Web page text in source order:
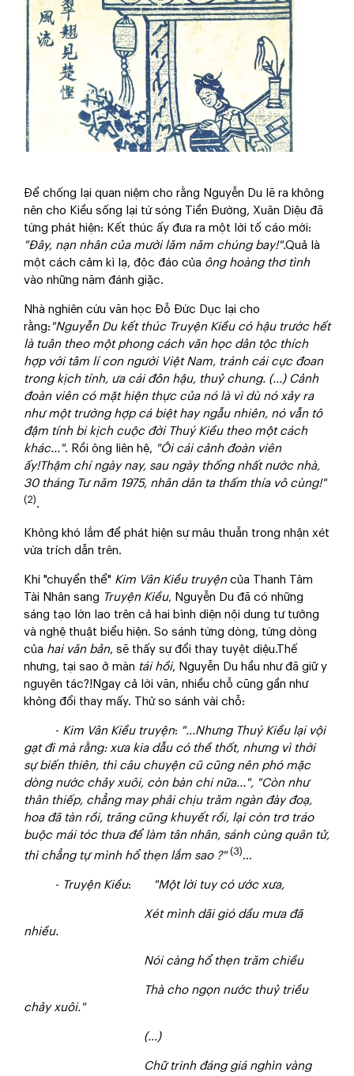
Để chống lại quan niệm cho rằng Nguyễn Du lẽ ra không
nên cho Kiều sống lại từ sóng Tiền Đường, Xuân Diệu đã
từng phát hiện: Kết thúc ấy đưa ra một lời tố cáo mới:
"Đây, nạn nhân của mười lăm năm chúng bay!".Quả là
một cách cảm kì lạ, độc đáo của ông hoàng thơ tình
vào những năm đánh giặc.
Nhà nghiên cứu văn học Đỗ Đức Dục lại cho
rằng: "Nguyễn Du kết thúc Truyện Kiều có hậu trước hết
là tuân theo một phong cách văn học dân tộc thích
hợp với tâm lí con người Việt Nam, tránh cái cực đoan
trong kịch tính, ưa cái đôn hậu, thuỷ chung. (...) Cảnh
đoàn viên có mặt hiện thực của nó là vì dù nó xảy ra
như một trường hợp cá biệt hay ngẫu nhiên, nó vẫn tô
đậm tính bi kịch cuộc đời Thuý Kiều theo một cách
khác...". Rồi ông liên hệ, "Ôi cái cảnh đoàn viên
ấy!Thậm chí ngày nay, sau ngày thống nhất nước nhà,
30 tháng Tư năm 1975, nhân dân ta thấm thía vô cùng!"
(2).
Không khó lắm để phát hiện sự mâu thuẫn trong nhận xét
vừa trích dẫn trên.
Khi "chuyển thể" Kim Vân Kiềutruyện của Thanh Tâm
Tài Nhân sang Truyện Kiều, Nguyễn Du đã có những
sáng tạo lớn lao trên cả hai bình diện nội dung tư tưởng
và nghệ thuật biểu hiện. So sánh từng dòng, từng dòng
của hai văn bản, sẽ thấy sự đổi thay tuyệt diệu.Thế
nhưng, tại sao ở màn tái hồi, Nguyễn Du hầu như đã giữ y
nguyên tác?!Ngay cả lời văn, nhiều chỗ cũng gần như
không đổi thay mấy. Thử so sánh vài chỗ:
- Kim Vân Kiều truyện: "...Nhưng Thuý Kiều lại vội
gạt đi mà rằng: xưa kia dẫu có thề thốt, nhưng vì thời
sự biến thiên, thì câu chuyện cũ cũng nên phó mặc
dòng nước chảy xuôi, còn bàn chi nữa...", "Còn như
thân thiếp, chẳng may phải chịu trăm ngàn đày đoạ,
hoa đã tàn rồi, trăng cũng khuyết rồi, lại còn trơ tráo
buộc mái tóc thưa để làm tân nhân, sánh cùng quân tử,
thì chẳng tự mình hổ thẹn lắm sao ?" (3)...
- Truyện Kiều: "Một lời tuy có ước xưa,
Xét mình dãi gió dầu mưa đã
nhiều.
Nói càng hổ thẹn trăm chiều
Thà cho ngọn nước thuỷ triều
chảy xuôi."
(...)
Chữ trinh đáng giá nghìn vàng